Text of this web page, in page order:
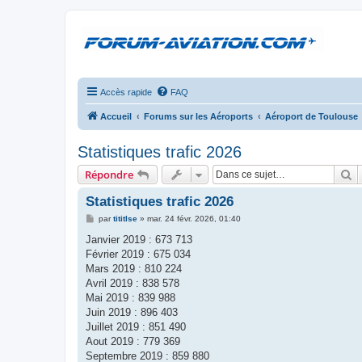
Accès rapide FAQ
Accueil Forums sur les Aéroports Aéroport de Toulouse
Statistiques trafic 2026
Répondre
Statistiques trafic 2026
M
s
a
g
partititlse» mar. 24 févr. 2026, 01:40
Janvier 2019 : 673 713
Février 2019 : 675 034
Mars 2019 : 810 224
Avril 2019 : 838 578
Mai 2019 : 839 988
Juin 2019 : 896 403
Juillet 2019 : 851 490
Aout 2019 : 779 369
Septembre 2019 : 859 880